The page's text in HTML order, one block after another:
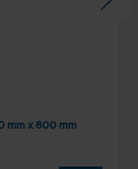
mm x 800 mm